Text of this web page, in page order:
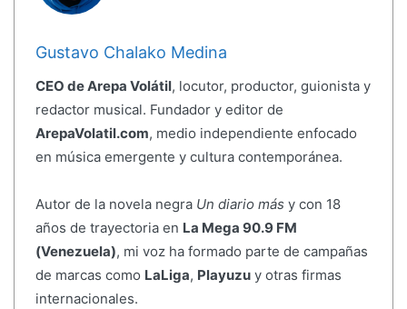
Gustavo Chalako Medina
CEO de Arepa Volátil, locutor, productor, guionista y
redactor musical. Fundador y editor de
ArepaVolatil.com, medio independiente enfocado
en música emergente y cultura contemporánea.
Autor de la novela negra Un diario más y con 18
años de trayectoria en La Mega 90.9 FM
(Venezuela), mi voz ha formado parte de campañas
de marcas como LaLiga, Playuzuy otras firmas
internacionales.